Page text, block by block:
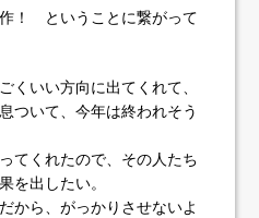
！ ということに繋がって
くいい方向に出てくれて、
ついて、今年は終われそう
てくれたので、その人たち
を出したい。
から、がっかりさせないよ